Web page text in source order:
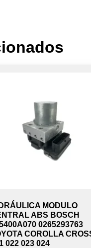
MODULO
ABS BOSCH
0265293763
COROLLA
022 023 024